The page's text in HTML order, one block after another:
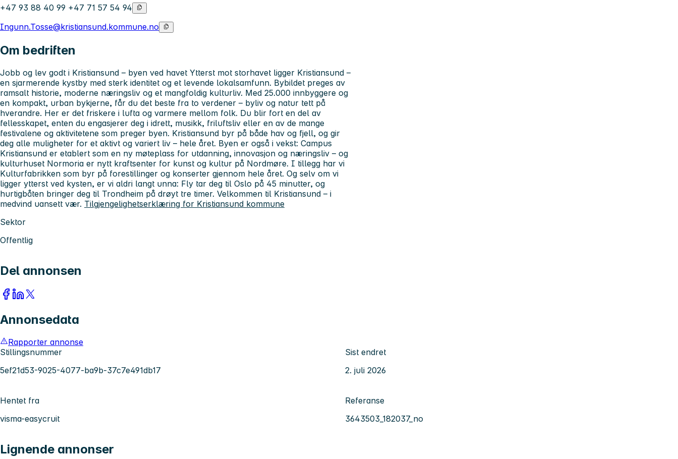
+47 93 88 40 99 +47 71 57 54 94
Ingunn.Tosse@kristiansund.kommune.no
Om bedriften
Jobb og lev godt i Kristiansund – byen ved havet Ytterst mot storhavet ligger Kristiansund –
en sjarmerende kystby med sterk identitet og et levende lokalsamfunn. Bybildet preges av
ramsalt historie, moderne næringsliv og et mangfoldig kulturliv. Med 25.000 innbyggere og
en kompakt, urban bykjerne, får du det beste fra to verdener – byliv og natur tett på
hverandre. Her er det friskere i lufta og varmere mellom folk. Du blir fort en del av
fellesskapet, enten du engasjerer deg i idrett, musikk, friluftsliv eller en av de mange
festivalene og aktivitetene som preger byen. Kristiansund byr på både hav og fjell, og gir
deg alle muligheter for et aktivt og variert liv – hele året. Byen er også i vekst: Campus
Kristiansund er etablert som en ny møteplass for utdanning, innovasjon og næringsliv – og
kulturhuset Normoria er nytt kraftsenter for kunst og kultur på Nordmøre. I tillegg har vi
Kulturfabrikken som byr på forestillinger og konserter gjennom hele året. Og selv om vi
ligger ytterst ved kysten, er vi aldri langt unna: Fly tar deg til Oslo på 45 minutter, og
hurtigbåten bringer deg til Trondheim på drøyt tre timer. Velkommen til Kristiansund – i
medvind uansett vær. Tilgjengelighetserklæring for Kristiansund kommune
Sektor
Offentlig
Del annonsen
Annonsedata
Rapporter annonse
Stillingsnummer
5ef21d53-9025-4077-ba9b-37c7e491db17
Sist endret
2. juli 2026
Hentet fra
visma-easycruit
Referanse
3643503_182037_no
Lignende annonser